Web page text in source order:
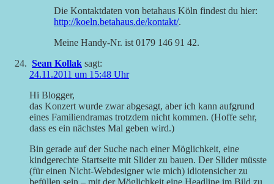
Die Kontaktdaten von betahaus Köln findest du hier:
http://koeln.betahaus.de/kontakt/.
Meine Handy-Nr. ist 0179 146 91 42.
Sean Kollak sagt:
24.11.2011 um 15:48 Uhr
Hi Blogger,
das Konzert wurde zwar abgesagt, aber ich kann aufgrund
eines Familiendramas trotzdem nicht kommen. (Hoffe sehr,
dass es ein nächstes Mal geben wird.)
Bin gerade auf der Suche nach einer Möglichkeit, eine
kindgerechte Startseite mit Slider zu bauen. Der Slider müsste
(für einen Nicht-Webdesigner wie mich) idiotensicher zu
befüllen sein – mit der Möglichkeit eine Headline im Bild zu